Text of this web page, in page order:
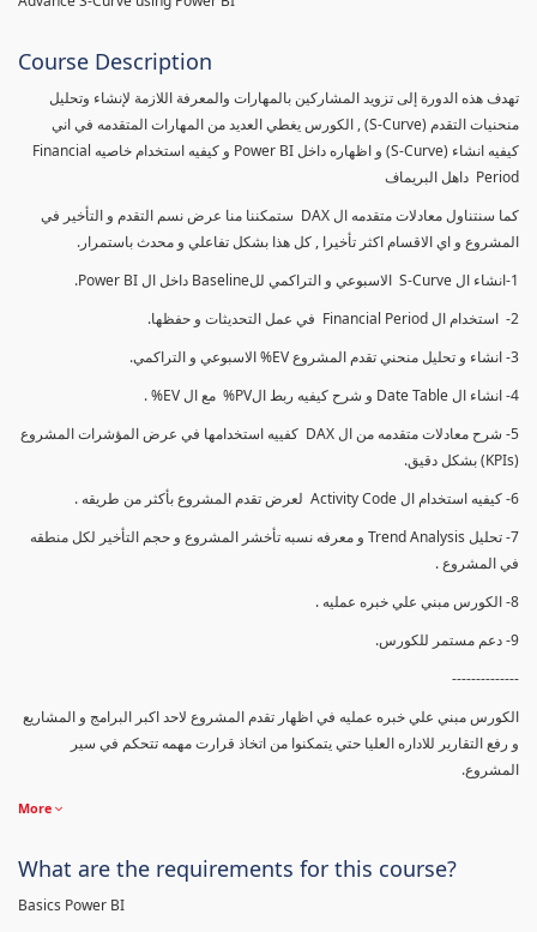
Course Description
تهدف هذه الدورة إلى تزويد المشاركين بالمهارات والمعرفة اللازمة لإنشاء وتحليل
منحنيات التقدم (S-Curve) , الكورس يغطي العديد من المهارات المتقدمه في اني
كيفيه انشاء (S-Curve) و اظهاره داخل Power BI و كيفيه استخدام خاصيه Financial
Period داهل البريماف
كما سنتناول معادلات متقدمه ال DAX ستمكننا منا عرض نسم التقدم و التأخير في
المشروع و اي الاقسام اكثر تأخيرا , كل هذا بشكل تفاعلي و محدث باستمرار.
1-انشاء ال S-Curve الاسبوعي و التراكمي للBaseline داخل ال Power BI.
2- استخدام ال Financial Period في عمل التحديثات و حفظها.
3- انشاء و تحليل منحني تقدم المشروع EV% الاسبوعي و التراكمي.
4- انشاء ال Date Table و شرح كيفيه ربط الPV% مع ال EV% .
5- شرح معادلات متقدمه من ال DAX كفييه استخدامها في عرض المؤشرات المشروع
(KPIs) بشكل دقيق.
6- كيفيه استخدام ال Activity Code لعرض تقدم المشروع بأكثر من طريقه .
7- تحليل Trend Analysis و معرفه نسبه تأخشر المشروع و حجم التأخير لكل منطقه
في المشروع .
8- الكورس مبني علي خبره عمليه .
9- دعم مستمر للكورس.
--------------
الكورس مبني علي خبره عمليه في اظهار تقدم المشروع لاحد اكبر البرامج و المشاريع
و رفع التقارير للاداره العليا حتي يتمكنوا من اتخاذ قرارت مهمه تتحكم في سير
المشروع.
More
What are the requirements for this course?
Basics Power BI